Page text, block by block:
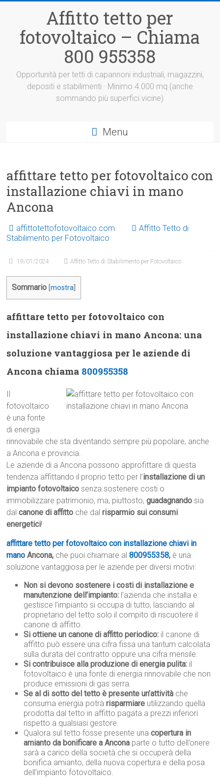
Affitto tetto per
fotovoltaico – Chiama
800 955358
Opportunità per tetti di capannoni industriali, magazzini,
depositi e stabilimenti · Minimo 4.000 mq (anche
sommando più superfici vicine)
Menu
affittare tetto per fotovoltaico con
installazione chiavi in mano
Ancona
affittotettofotovoltaico.com
Affitto Tetto di
Stabilimento per Fotovoltaico
19/01/2024 Affitto Tetto di Stabilimento per Fotovoltaico
Sommario [mostra
affittare tetto per fotovoltaico con
installazione chiavi in mano Ancona: una
soluzione vantaggiosa per le aziende di
Ancona chiama 800955358
fotovoltaico
è una fonte
di energia
rinnovabile che sta diventando sempre più popolare, anche
a Ancona e provincia.
Le aziende di a Ancona possono approfittare di questa
tendenza affittando il proprio tetto per l’installazione di un
impianto fotovoltaico senza sostenere costi o
immobilizzare patrimonio, ma, piuttosto,guadagnando sia
dalcanone di affitto che dalrisparmio sui consumi
energetici!
affittare tetto per fotovoltaico con installazione chiavi in
mano Ancona, che puoi chiamare al800955358, è una
soluzione vantaggiosa per le aziende per diversi motivi:
Non si devono sostenere i costi di installazione e
manutenzione dell’impianto: l’azienda che installa e
gestisce l’impianto si occupa di tutto, lasciando al
proprietario del tetto solo il compito di riscuotere il
canone di affitto.
Si ottiene un canone di affitto periodico: il canone di
affitto può essere una cifra fissa una tantum calcolata
sulla durata del contratto oppure una cifra mensile.
Si contribuisce alla produzione di energia pulita: il
fotovoltaico è una fonte di energia rinnovabile che non
produce emissioni di gas serra.
Se al di sotto del tetto è presente un’attività che
consuma energia potràrisparmiare utilizzando quella
prodotta dal tetto in affitto pagata a prezzi inferiori
rispetto a qualsiasi gestore.
Qualora sul tetto fosse presente unacopertura in
amianto da bonificare a Ancona parte o tutto dell’onere
sarà a carico della società che si occuperà della
bonifica amianto, della nuova copertura e della posa
dell’impianto fotovoltaico.